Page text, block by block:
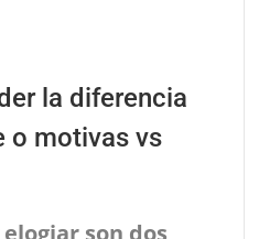
la diferencia
o motivas vs